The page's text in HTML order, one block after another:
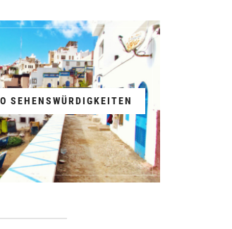
SEHENSWÜRDIGKEITEN